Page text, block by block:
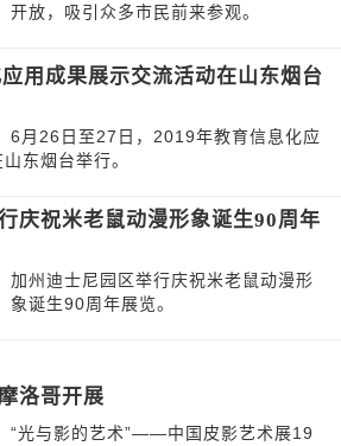
开放，吸引众多市民前来参观。
用成果展示交流活动在山东烟台
6月26日至27日，2019年教育信息化应
东烟台举行。
庆祝米老鼠动漫形象诞生90周年
加州迪士尼园区举行庆祝米老鼠动漫形
象诞生90周年展览。
洛哥开展
“光与影的艺术”——中国皮影艺术展19